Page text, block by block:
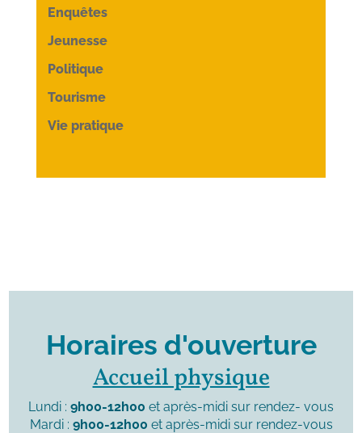
Enquêtes
Jeunesse
Politique
Tourisme
Vie pratique
Horaires d'ouverture
Accueil physique
Lundi : 9h00-12h00 et après-midi sur rendez- vous
Mardi : 9h00-12h00 et après-midi sur rendez-vous